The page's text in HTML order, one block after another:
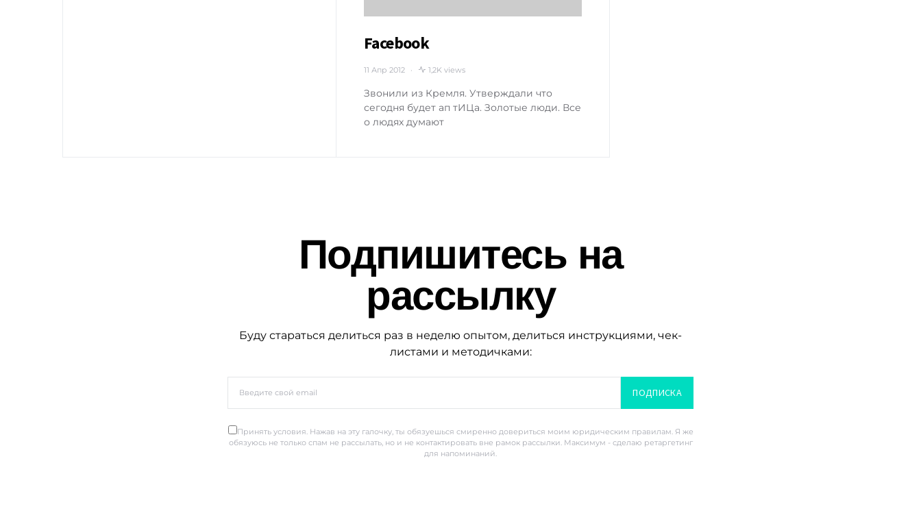
Facebook
11 Апр 2012 1,2K views
Звонили из Кремля. Утверждали что
сегодня будет ап тИЦа. Золотые люди. Все
о людях думают
Подпишитесь на
рассылку
Буду стараться делиться раз в неделю опытом, делиться инструкциями, чек-
листами и методичками:
ПОДПИСКА
Принять условия. Нажав на эту галочку, ты обязуешься смиренно довериться моим юридическим правилам. Я же
обязуюсь не только спам не рассылать, но и не контактировать вне рамок рассылки. Максимум - сделаю ретаргетинг
для напоминаний.